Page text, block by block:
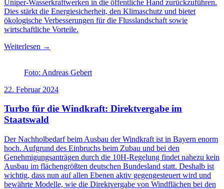
Uniper-Wasserkraftwerken in die öffentliche Hand zurückzuführen.
Dies stärkt die Energiesicherheit, den Klimaschutz und bietet
ökologische Verbesserungen für die Flusslandschaft sowie
wirtschaftliche Vorteile.
Weiterlesen →
Foto: Andreas Gebert
22. Februar 2024
Turbo für die Windkraft: Direktvergabe im
Staatswald
Der Nachholbedarf beim Ausbau der Windkraft ist in Bayern enorm
hoch. Aufgrund des Einbruchs beim Zubau und bei den
Genehmigungsanträgen durch die 10H-Regelung findet nahezu kein
Ausbau im flächengrößten deutschen Bundesland statt. Deshalb ist
wichtig, dass nun auf allen Ebenen aktiv gegengesteuert wird und
bewährte Modelle, wie die Direktvergabe von Windflächen bei den